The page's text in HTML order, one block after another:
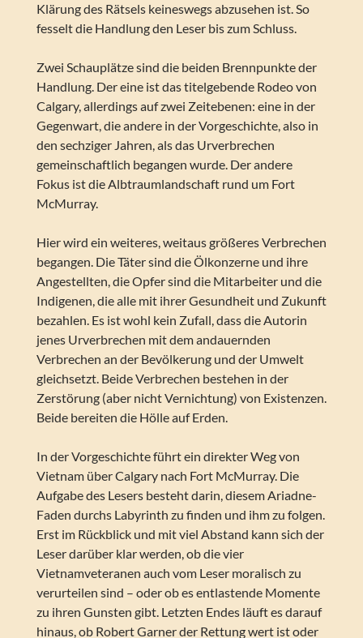
Klärung des Rätsels keineswegs abzusehen ist. So
fesselt die Handlung den Leser bis zum Schluss.
Zwei Schauplätze sind die beiden Brennpunkte der
Handlung. Der eine ist das titelgebende Rodeo von
Calgary, allerdings auf zwei Zeitebenen: eine in der
Gegenwart, die andere in der Vorgeschichte, also in
den sechziger Jahren, als das Urverbrechen
gemeinschaftlich begangen wurde. Der andere
Fokus ist die Albtraumlandschaft rund um Fort
McMurray.
Hier wird ein weiteres, weitaus größeres Verbrechen
begangen. Die Täter sind die Ölkonzerne und ihre
Angestellten, die Opfer sind die Mitarbeiter und die
Indigenen, die alle mit ihrer Gesundheit und Zukunft
bezahlen. Es ist wohl kein Zufall, dass die Autorin
jenes Urverbrechen mit dem andauernden
Verbrechen an der Bevölkerung und der Umwelt
gleichsetzt. Beide Verbrechen bestehen in der
Zerstörung (aber nicht Vernichtung) von Existenzen.
Beide bereiten die Hölle auf Erden.
In der Vorgeschichte führt ein direkter Weg von
Vietnam über Calgary nach Fort McMurray. Die
Aufgabe des Lesers besteht darin, diesem Ariadne-
Faden durchs Labyrinth zu finden und ihm zu folgen.
Erst im Rückblick und mit viel Abstand kann sich der
Leser darüber klar werden, ob die vier
Vietnamveteranen auch vom Leser moralisch zu
verurteilen sind – oder ob es entlastende Momente
zu ihren Gunsten gibt. Letzten Endes läuft es darauf
hinaus, ob Robert Garner der Rettung wert ist oder